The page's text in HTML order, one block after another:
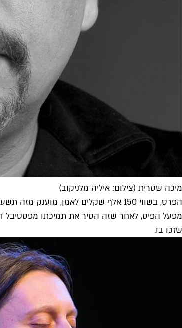
מיכה שטרית (צילום: איליה מלניקוב)
מפעל הפיס, לאחר שזה הסיר את תמיכתו מפסטיבל
שזכו בו.